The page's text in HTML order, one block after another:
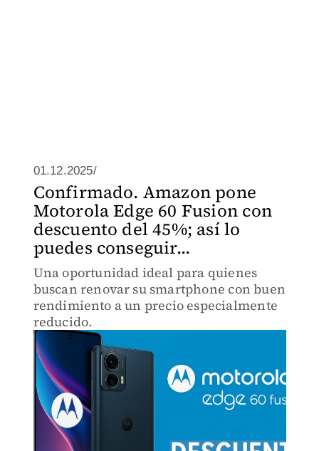
01.12.2025/
Confirmado. Amazon pone
Motorola Edge 60 Fusion con
descuento del 45%; así lo
puedes conseguir...
Una oportunidad ideal para quienes
buscan renovar su smartphone con buen
rendimiento a un precio especialmente
reducido.